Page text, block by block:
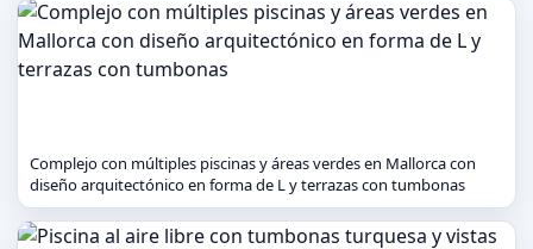
Complejo con múltiples piscinas y áreas verdes en Mallorca con
diseño arquitectónico en forma de L y terrazas con tumbonas